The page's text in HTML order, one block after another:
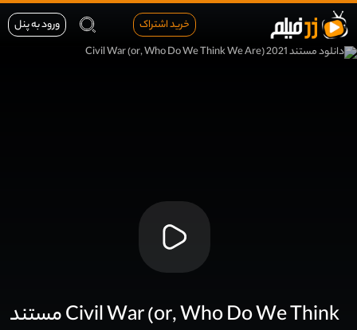
خرید اشتراک ورود به پنل
مستند Civil War (or, Who Do We Think